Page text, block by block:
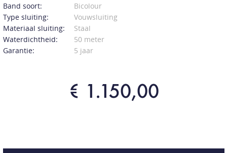
Band soort:
Bicolour
Type sluiting:
Vouwsluiting
Materiaal sluiting:
Staal
Waterdichtheid:
50 meter
Garantie:
5 jaar
€ 1.150,00